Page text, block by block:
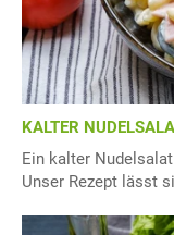
KALTER
Ein kalter
Unser Rezept lässt